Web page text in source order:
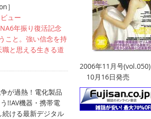
］
ュー
年振り復活記念
こと。強い信念を持
と思える生きる道
が過熱！電化製品
!!AV機器・携帯電
ける最新デジタル
2006年11月号(vol.050)
10月16日発売